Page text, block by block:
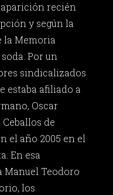
recién
y según la
la Memoria
Por un
sindicalizados
estaba afiliado a
Oscar
de
el año 2005 en el
En esa
Manuel Teodoro
los